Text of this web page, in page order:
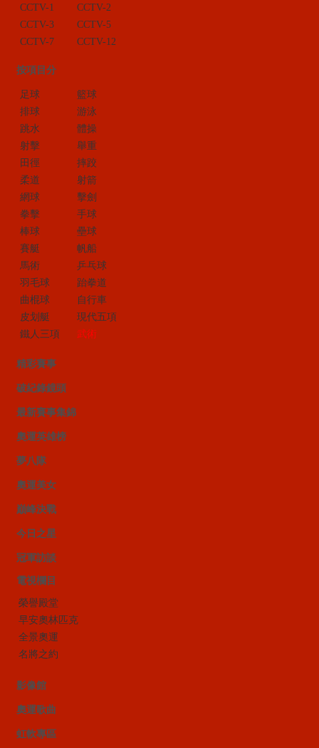
CCTV-1
CCTV-2
CCTV-3
CCTV-5
CCTV-7
CCTV-12
按項目分
足球
籃球
排球
游泳
跳水
體操
射擊
舉重
田徑
摔跤
柔道
射箭
網球
擊劍
拳擊
手球
棒球
壘球
賽艇
帆船
馬術
乒乓球
羽毛球
跆拳道
曲棍球
自行車
皮划艇
現代五項
鐵人三項
武術
精彩賽事
破紀錄鏡頭
最新賽事集錦
奧運英雄榜
夢八隊
奧運美女
巔峰決戰
今日之星
冠軍訪談
電視欄目
榮譽殿堂
早安奧林匹克
全景奧運
名將之約
影像館
奧運歌曲
虹軟專區